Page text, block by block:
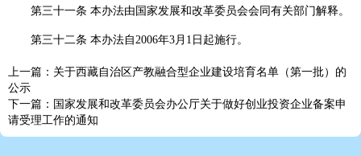
第三十一条 本办法由国家发展和改革委员会会同有关部门解释。
第三十二条 本办法自2006年3月1日起施行。
上一篇：关于西藏自治区产教融合型企业建设培育名单（第一批）的
公示
下一篇：国家发展和改革委员会办公厅关于做好创业投资企业备案申
请受理工作的通知